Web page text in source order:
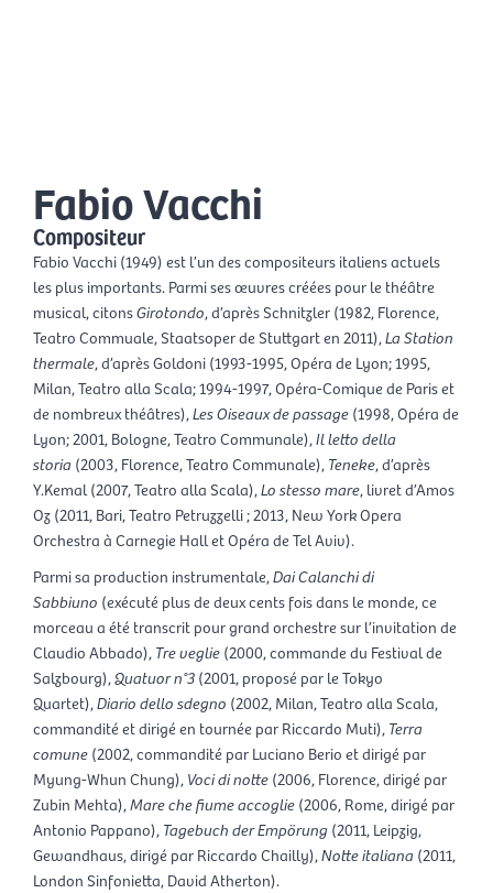
Fabio Vacchi
Compositeur
Fabio Vacchi (1949) est l’un des compositeurs italiens actuels
les plus importants. Parmi ses œuvres créées pour le théâtre
musical, citonsGirotondo, d’après Schnitzler (1982, Florence,
Teatro Commuale, Staatsoper de Stuttgart en 2011),La Station
thermale, d’après Goldoni (1993-1995, Opéra de Lyon; 1995,
Milan, Teatro alla Scala; 1994-1997, Opéra-Comique de Paris et
de nombreux théâtres),Les Oiseaux de passage(1998, Opéra de
Lyon; 2001, Bologne, Teatro Communale),Il letto della
storia(2003, Florence, Teatro Communale),Teneke, d’après
Y.Kemal (2007, Teatro alla Scala),Lo stesso mare, livret d’Amos
Oz (2011, Bari, Teatro Petruzzelli ; 2013, New York Opera
Orchestra à Carnegie Hall et Opéra de Tel Aviv).
Parmi sa production instrumentale,Dai Calanchi di
Sabbiuno (exécuté plus de deux cents fois dans le monde, ce
morceau a été transcrit pour grand orchestre sur l’invitation de
Claudio Abbado),Tre veglie(2000, commande du Festival de
Salzbourg),Quatuor n°3(2001, proposé par le Tokyo
Quartet),Diario dello sdegno (2002, Milan, Teatro alla Scala,
commandité et dirigé en tournée par Riccardo Muti),Terra
comune(2002, commandité par Luciano Berio et dirigé par
Myung-Whun Chung),Voci di notte(2006, Florence, dirigé par
Zubin Mehta),Mare che fiume accoglie(2006, Rome, dirigé par
Antonio Pappano),Tagebuch der Empörung(2011, Leipzig,
Gewandhaus, dirigé par Riccardo Chailly),Notte italiana(2011,
London Sinfonietta, David Atherton).